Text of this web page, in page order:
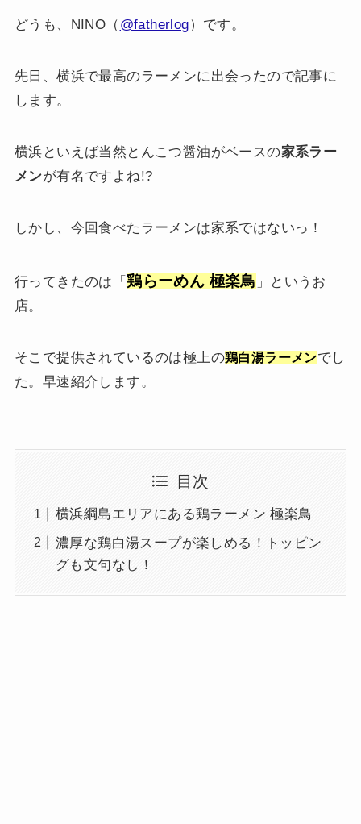
どうも、NINO（ @fatherlog）です。
先日、横浜で最高のラーメンに出会ったので記事に
します。
横浜といえば当然とんこつ醤油がベースの家系ラー
メンが有名ですよね!?
しかし、今回食べたラーメンは家系ではないっ！
行ってきたのは「鶏らーめん 極楽鳥 」というお
店。
そこで提供されているのは極上の鶏白湯ラーメンでし
た。早速紹介します。
目次
横浜綱島エリアにある鶏ラーメン 極楽鳥
濃厚な鶏白湯スープが楽しめる！トッピン
グも文句なし！